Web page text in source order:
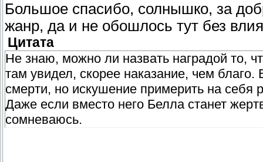
Большое спасибо, солнышко, за
жанр, да и не обошлось тут без
Цитата
Не знаю, можно ли назвать наградой то,
там увидел, скорее наказание, чем
смерти, но искушение примерить на
Даже если вместо него Белла станет
сомневаюсь.